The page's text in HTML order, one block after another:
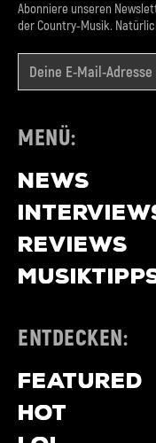
Abonniere unseren
der Country-Musik.
MENÜ:
NEWS
REVIEWS
ENTDECKEN:
FEATURED
HOT